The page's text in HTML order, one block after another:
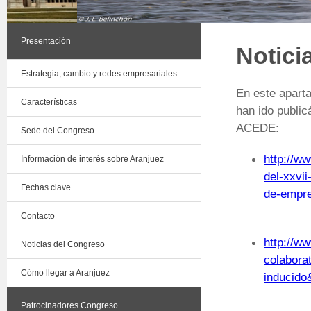
Presentación
Estrategia, cambio y redes empresariales
Características
Sede del Congreso
Información de interés sobre Aranjuez
Fechas clave
Contacto
Noticias del Congreso
Cómo llegar a Aranjuez
Patrocinadores Congreso
En este
han ido
ACEDE:
http://
del-
de-
http://